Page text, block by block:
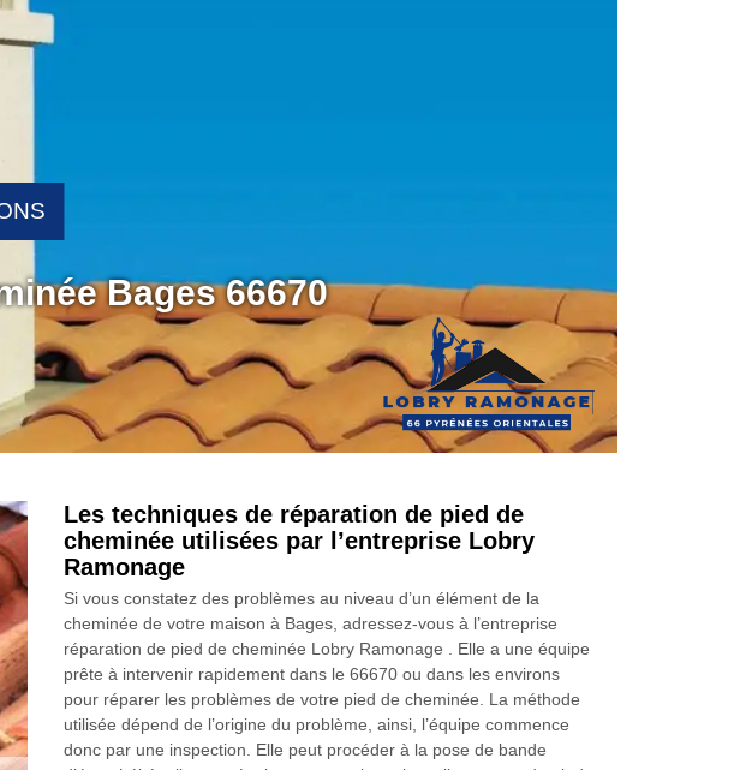
Bages 66670
Les techniques de réparation de pied de
cheminée utilisées par l’entreprise Lobry
Ramonage
Si vous constatez des problèmes au niveau d’un élément de la
cheminée de votre maison à Bages, adressez-vous à l’entreprise
réparation de pied de cheminée Lobry Ramonage . Elle a une équipe
prête à intervenir rapidement dans le 66670 ou dans les environs
pour réparer les problèmes de votre pied de cheminée. La méthode
utilisée dépend de l’origine du problème, ainsi, l’équipe commence
donc par une inspection. Elle peut procéder à la pose de bande